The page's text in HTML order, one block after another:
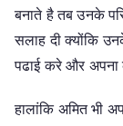
बनाते है तब उनके
सलाह दी क्योंकि
पढाई करे और
हालांकि अमित भी